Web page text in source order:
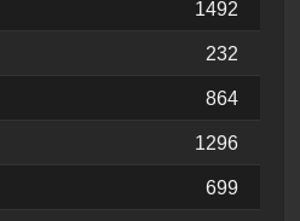
1492
232
864
1296
699